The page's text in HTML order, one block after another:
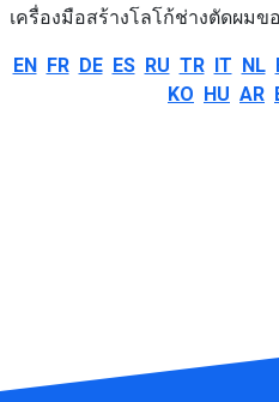
เครื่องมือสร้างโลโก้ช่างตัดผมข
EN FR DE ES RU TR IT NL
KO HU AR